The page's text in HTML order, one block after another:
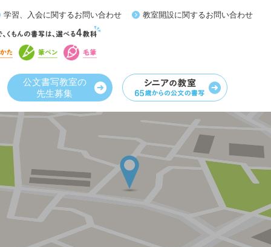
学習、入会に関するお問い合わせ 教室開設に関するお問い合わせ
公文書写教室の
先生募集